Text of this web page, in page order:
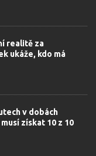
realitě za
ukáže, kdo má
v dobách
získat 10 z 10